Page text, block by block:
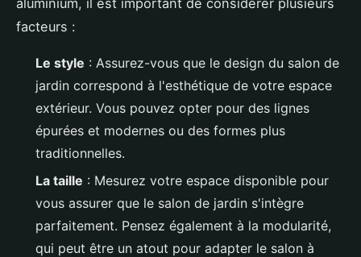
facteurs :
Le style : Assurez-vous que le design du salon de
jardin correspond à l'esthétique de votre espace
extérieur. Vous pouvez opter pour des lignes
épurées et modernes ou des formes plus
traditionnelles.
La taille : Mesurez votre espace disponible pour
vous assurer que le salon de jardin s'intègre
parfaitement. Pensez également à la modularité,
qui peut être un atout pour adapter le salon à